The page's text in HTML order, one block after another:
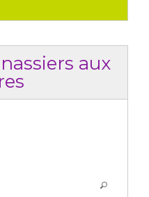
aux